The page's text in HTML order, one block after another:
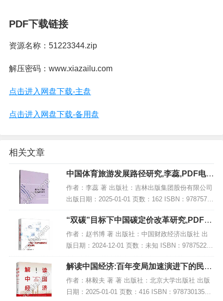
PDF下载链接
资源名称：51223344.zip
解压密码：www.xiazailu.com
点击进入网盘下载-主盘
点击进入网盘下载-备用盘
相关文章
中国体育旅游发展路径研究,李蕊,PDF电子
书下载,网盘资源
作者：李蕊 著 出版社：吉林出版集团股份有限公司
出版日期：2025-01-01 页数：162 ISBN：97875731
56983 电子书大小：239MB [高清扫描版PDF格式]
内容简...
“双碳”目标下中国碳定价改革研究,PDF电
子书下载
作者：赵书博 著 出版社：中国财政经济出版社 出
版日期：2024-12-01 页数：未知 ISBN：978752233
4165 电子书大小：210MB [高清扫描版PDF格式] 内
容简介 在...
解读中国经济:百年变局加速演进下的民族
复兴之路,PDF下载
作者：林毅夫 著 著 出版社：北京大学出版社 出版
日期：2025-01-01 页数：416 ISBN：97873013541